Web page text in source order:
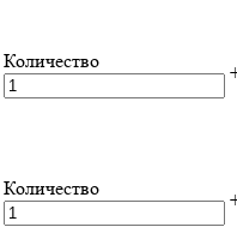
Количество
Количество